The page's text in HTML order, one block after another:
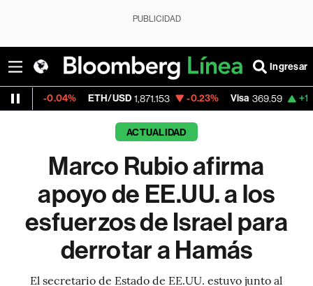
PUBLICIDAD
Ingresar
ETH/USD 1,871.153 -0.23% Visa 369.59 +1.07%
ACTUALIDAD
Marco Rubio afirma
apoyo de EE.UU. a los
esfuerzos de Israel para
derrotar a Hamás
El secretario de Estado de EE.UU. estuvo junto al